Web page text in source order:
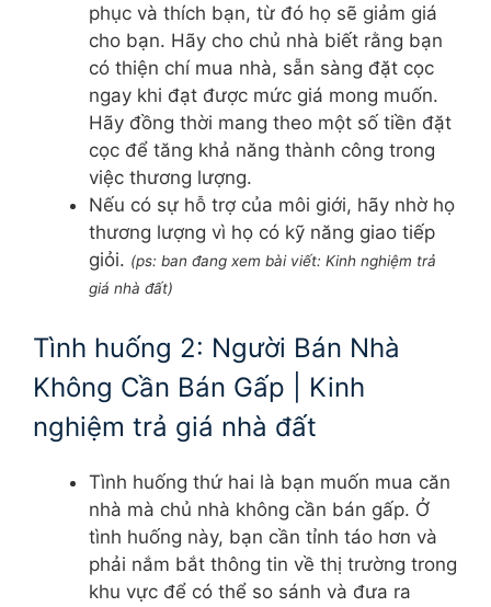
phục và thích bạn, từ đó họ sẽ giảm giá
cho bạn. Hãy cho chủ nhà biết rằng bạn
có thiện chí mua nhà, sẵn sàng đặt cọc
ngay khi đạt được mức giá mong muốn.
Hãy đồng thời mang theo một số tiền đặt
cọc để tăng khả năng thành công trong
việc thương lượng.
Nếu có sự hỗ trợ của môi giới, hãy nhờ họ
thương lượng vì họ có kỹ năng giao tiếp
giỏi. (ps: ban đang xem bài viết: Kinh nghiệm trả
giá nhà đất)
Tình huống 2: Người Bán Nhà
Không Cần Bán Gấp | Kinh
nghiệm trả giá nhà đất
Tình huống thứ hai là bạn muốn mua căn
nhà mà chủ nhà không cần bán gấp. Ở
tình huống này, bạn cần tỉnh táo hơn và
phải nắm bắt thông tin về thị trường trong
khu vực để có thể so sánh và đưa ra